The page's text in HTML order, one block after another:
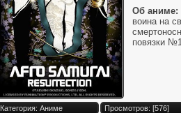
Об аниме:
воина на
повязки
Категория: Аниме Просмотров: [576]